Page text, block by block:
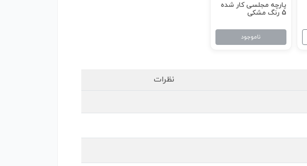
پارچه مجلسی کار شده
5 رنگ مشکی
ناموجود
نظرات